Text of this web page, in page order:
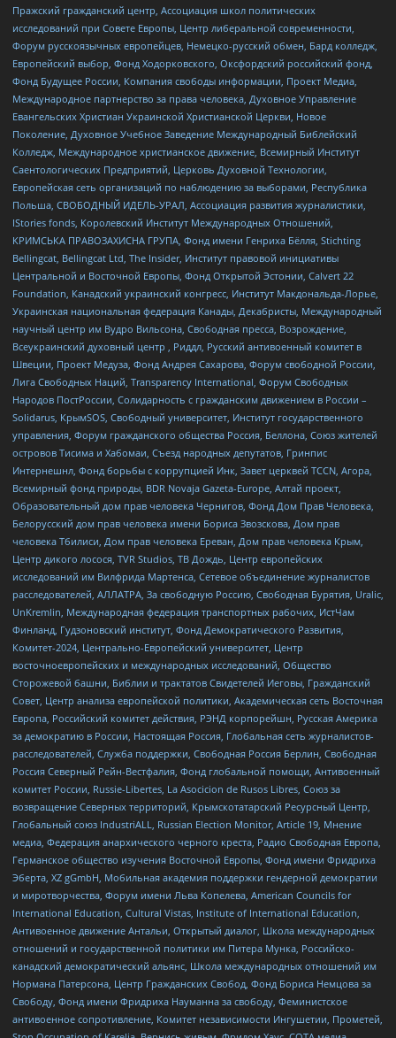
Пражский гражданский центр, Ассоциация школ политических
исследований при Совете Европы, Центр либеральной современности,
Форум русскоязычных европейцев, Немецко-русский обмен, Бард колледж,
Европейский выбор, Фонд Ходорковского, Оксфордский российский фонд,
Фонд Будущее России, Компания свободы информации, Проект Медиа,
Международное партнерство за права человека, Духовное Управление
Евангельских Христиан Украинской Христианской Церкви, Новое
Поколение, Духовное Учебное Заведение Международный Библейский
Колледж, Международное христианское движение, Всемирный Институт
Саентологических Предприятий, Церковь Духовной Технологии,
Европейская сеть организаций по наблюдению за выборами, Республика
Польша, СВОБОДНЫЙ ИДЕЛЬ-УРАЛ, Ассоциация развития журналистики,
IStories fonds, Королевский Институт Международных Отношений,
КРИМСЬКА ПРАВОЗАХИСНА ГРУПА, Фонд имени Генриха Бёлля, Stichting
Bellingcat, Bellingcat Ltd, The Insider, Институт правовой инициативы
Центральной и Восточной Европы, Фонд Открытой Эстонии, Calvert 22
Foundation, Канадский украинский конгресс, Институт Макдональда-Лорье,
Украинская национальная федерация Канады, Декабристы, Международный
научный центр им Вудро Вильсона, Свободная пресса, Возрождение,
Всеукраинский духовный центр , Риддл, Русский антивоенный комитет в
Швеции, Проект Медуза, Фонд Андрея Сахарова, Форум свободной России,
Лига Свободных Наций, Transparеncy International, Форум Свободных
Народов ПостРоссии, Солидарность с гражданским движением в России –
Solidarus, КрымSOS, Свободный университет, Институт государственного
управления, Форум гражданского общества Россия, Беллона, Союз жителей
островов Тисима и Хабомаи, Съезд народных депутатов, Гринпис
Интернешнл, Фонд борьбы с коррупцией Инк, Завет церквей TCCN, Агора,
Всемирный фонд природы, BDR Novaja Gazeta-Europe, Алтай проект,
Образовательный дом прав человека Чернигов, Фонд Дом Прав Человека,
Белорусский дом прав человека имени Бориса Звозскова, Дом прав
человека Тбилиси, Дом прав человека Ереван, Дом прав человека Крым,
Центр дикого лосося, TVR Studios, ТВ Дождь, Центр европейских
исследований им Вилфрида Мартенса, Сетевое объединение журналистов
расследователей, АЛЛАТРА, За свободную Россию, Свободная Бурятия, Uralic,
UnKremlin, Международная федерация транспортных рабочих, ИстЧам
Финланд, Гудзоновский институт, Фонд Демократического Развития,
Комитет-2024, Центрально-Европейский университет, Центр
восточноевропейских и международных исследований, Общество
Сторожевой башни, Библии и трактатов Свидетелей Иеговы, Гражданский
Совет, Центр анализа европейской политики, Академическая сеть Восточная
Европа, Российский комитет действия, РЭНД корпорейшн, Русская Америка
за демократию в России, Настоящая Россия, Глобальная сеть журналистов-
расследователей, Служба поддержки, Свободная Россия Берлин, Свободная
Россия Северный Рейн-Вестфалия, Фонд глобальной помощи, Антивоенный
комитет России, Russie-Libertes, La Asocicion de Rusos Libres, Союз за
возвращение Северных территорий, Крымскотатарский Ресурсный Центр,
Глобальный союз IndustriALL, Russian Election Monitor, Article 19, Мнение
медиа, Федерация анархического черного креста, Радио Свободная Европа,
Германское общество изучения Восточной Европы, Фонд имени Фридриха
Эберта, XZ gGmbH, Мобильная академия поддержки гендерной демократии
и миротворчества, Форум имени Льва Копелева, American Councils for
International Education, Cultural Vistas, Institute of International Education,
Антивоенное движение Антальи, Открытый диалог, Школа международных
отношений и государственной политики им Питера Мунка, Российско-
канадский демократический альянс, Школа международных отношений им
Нормана Патерсона, Центр Гражданских Свобод, Фонд Бориса Немцова за
Свободу, Фонд имени Фридриха Науманна за свободу, Феминистское
антивоенное сопротивление, Комитет независимости Ингушетии, Прометей,